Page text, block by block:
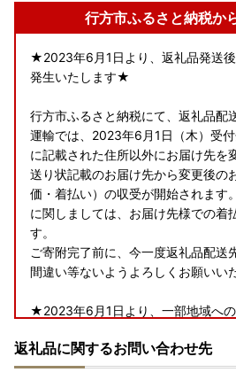
行方市ふるさと納税か
★2023年6月1日より、返礼品発送
発生いたします★
行方市ふるさと納税にて、返礼品配
運輸では、2023年6月1日（木）受
に記載された住所以外にお届け先を
送り状記載のお届け先から変更後の
価・着払い）の収受が開始されます
に関しましては、お届け先様での着
す。
ご寄附完了前に、今一度返礼品配送
間違い等ないようよろしくお願いい
★2023年6月1日より、一部地域へ
行方市ふるさと納税にて、返礼品配
返礼品に関するお問い合わせ先